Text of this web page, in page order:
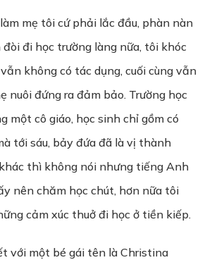
mẹ tôi cứ phải lắc đầu, phàn nàn
đi học trường làng nữa, tôi khóc
không có tác dụng, cuối cùng vẫn
nuôi đứng ra đảm bảo. Trường học
một cô giáo, học sinh chỉ gồm có
tới sáu, bảy đứa đã là vị thành
thì không nói nhưng tiếng Anh
nên chăm học chút, hơn nữa tôi
cảm xúc thuở đi học ở tiền kiếp.
với một bé gái tên là Christina